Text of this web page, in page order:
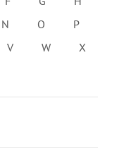
N O
P
V W
X